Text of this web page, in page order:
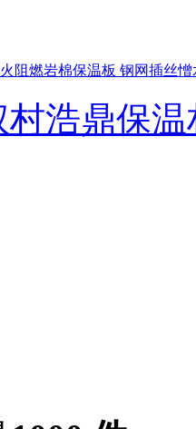
阻燃岩棉保温板 钢网插丝
浩鼎保